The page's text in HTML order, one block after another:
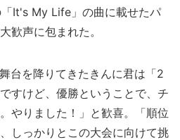
It's My Life」の曲に載せたパ
歓声に包まれた。
台を降りてきたきんに君は「2
すけど、優勝ということで、チ
やりました！」と歓喜。「順位
しっかりとこの大会に向けて挑